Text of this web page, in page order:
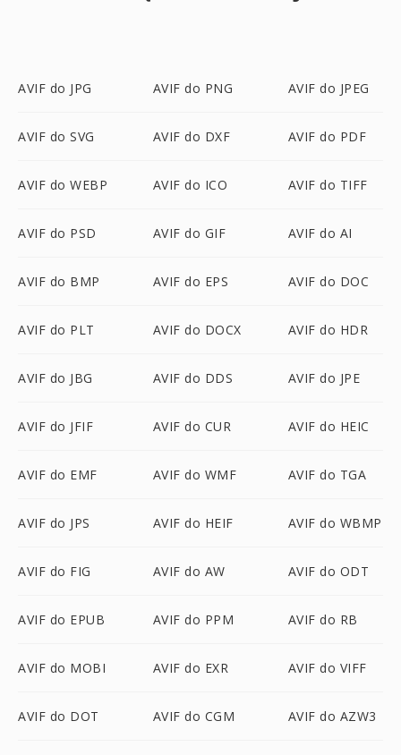
AVIF do JPG AVIF do PNG AVIF do JPEG
AVIF do SVG AVIF do DXF AVIF do PDF
AVIF do WEBP AVIF do ICO AVIF do TIFF
AVIF do PSD AVIF do GIF AVIF do AI
AVIF do BMP AVIF do EPS AVIF do DOC
AVIF do PLT AVIF do DOCX AVIF do HDR
AVIF do JBG AVIF do DDS AVIF do JPE
AVIF do JFIF AVIF do CUR AVIF do HEIC
AVIF do EMF AVIF do WMF AVIF do TGA
AVIF do JPS AVIF do HEIF AVIF do WBMP
AVIF do FIG AVIF do AW AVIF do ODT
AVIF do EPUB AVIF do PPM AVIF do RB
AVIF do MOBI AVIF do EXR AVIF do VIFF
AVIF do DOT AVIF do CGM AVIF do AZW3